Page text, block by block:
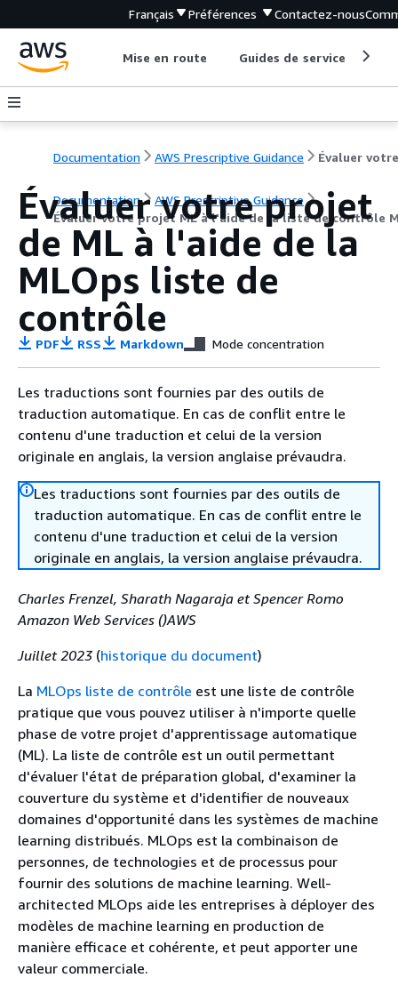
Français Préférences Contactez-nous
Mise en route Guides de service
Documentation AWS Prescriptive Guidance
Documentation
AWS Prescriptive Guidance
Évaluer votre projet ML à l'aide de la liste de contrôle
Évaluer votre projet
de ML à l'aide de la
MLOps liste de
contrôle
PDF RSS Markdown Mode concentration
Les traductions sont fournies par des outils de
traduction automatique. En cas de conflit entre le
contenu d'une traduction et celui de la version
originale en anglais, la version anglaise prévaudra.
Les traductions sont fournies par des outils de
traduction automatique. En cas de conflit entre le
contenu d'une traduction et celui de la version
originale en anglais, la version anglaise prévaudra.
Charles Frenzel, Sharath Nagaraja et Spencer Romo
Amazon Web Services ()AWS
Juillet 2023 (historique du document)
La MLOps liste de contrôle est une liste de contrôle
pratique que vous pouvez utiliser à n'importe quelle
phase de votre projet d'apprentissage automatique
(ML). La liste de contrôle est un outil permettant
d'évaluer l'état de préparation global, d'examiner la
couverture du système et d'identifier de nouveaux
domaines d'opportunité dans les systèmes de machine
learning distribués. MLOps est la combinaison de
personnes, de technologies et de processus pour
fournir des solutions de machine learning. Well-
architected MLOps aide les entreprises à déployer des
modèles de machine learning en production de
manière efficace et cohérente, et peut apporter une
valeur commerciale.